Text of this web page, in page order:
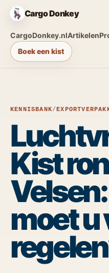
Cargo Donkey
CargoDonkey.nlArtikelen
Boek een kist
KENNISBANK/
Kist
moet u